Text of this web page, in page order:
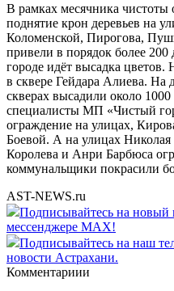
В рамках месячника
поднятие крон деревьев на
Коломенской, Пирогова,
привели в порядок более
городе идёт высадка
в сквере Гейдара Алиева.
скверах высадили около
специалисты МП «Чистый
ограждение на улицах,
Боевой. А на улицах
Королева и Анри Барбюса
коммунальщики покрасили
AST-NEWS.ru
Подписывайтесь на новый
мессенджере MAX!
Подписывайтесь на наш
новости Астрахани.
Комментариии